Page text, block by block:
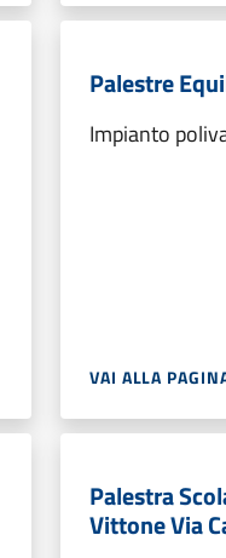
Palestre
Impianto
VAI ALLA
Palestra
Vittone Via